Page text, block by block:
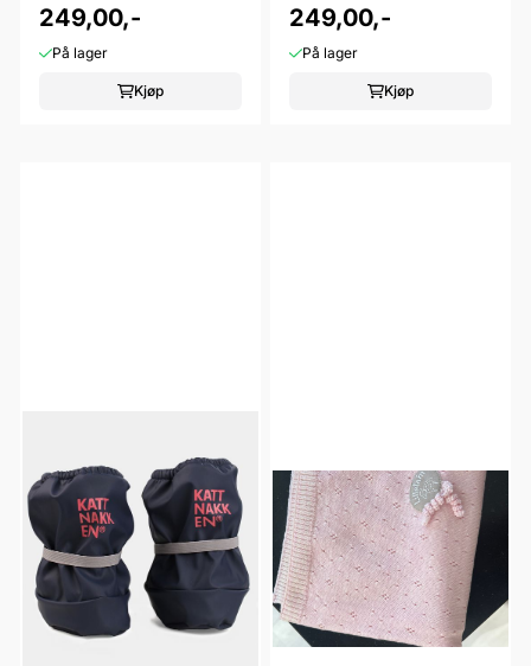
bananskum
249,00,-
På lager
Kjøp
krystall
249,00,-
På lager
Kjøp